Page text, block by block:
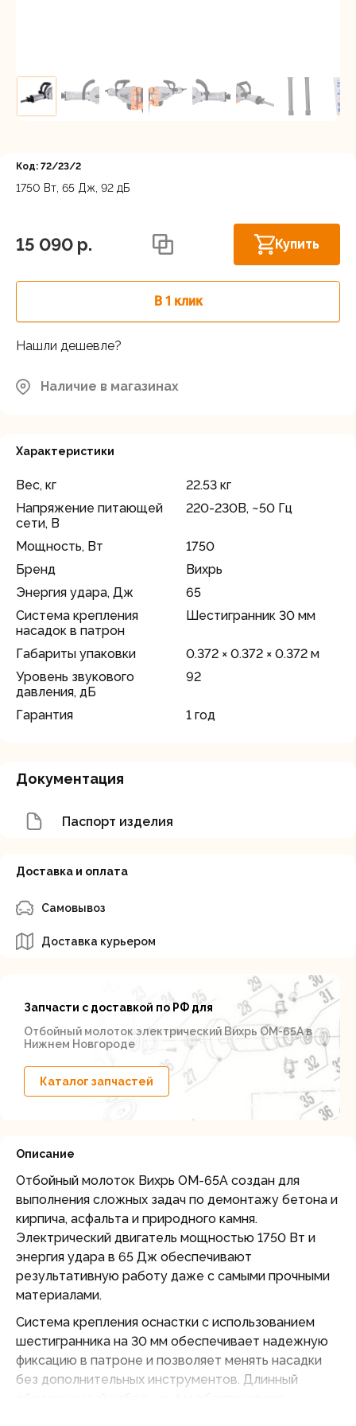
Код: 72/23/2
1750 Вт, 65 Дж, 92 дБ
15 090 p. Купить
В 1 клик
Нашли дешевле?
Наличие в магазинах
Характеристики
Вес, кг
22.53 кг
Напряжение питающей
сети, В
220-230В, ~50 Гц
Мощность, Вт
1750
Бренд
Вихрь
Энергия удара, Дж
65
Система крепления
насадок в патрон
Шестигранник 30 мм
Габариты упаковки
0.372 × 0.372 × 0.372 м
Уровень звукового
давления, дБ
92
Гарантия 1 год
Документация
Паспорт изделия
Доставка и оплата
Самовывоз
Доставка курьером
Запчасти с доставкой по РФ для
Отбойный молоток электрический Вихрь ОМ-65А в
Нижнем Новгороде
Каталог запчастей
Описание
Отбойный молоток Вихрь ОМ-65А создан для
выполнения сложных задач по демонтажу бетона и
кирпича, асфальта и природного камня.
Электрический двигатель мощностью 1750 Вт и
энергия удара в 65 Дж обеспечивают
результативную работу даже с самыми прочными
материалами.
Система крепления оснастки с использованием
шестигранника на 30 мм обеспечивает надежную
фиксацию в патроне и позволяет менять насадки
без дополнительных инструментов. Длинный